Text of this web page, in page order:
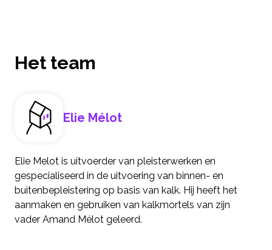
Het team
Elie Mélot
Elie Melot is uitvoerder van pleisterwerken en
gespecialiseerd in de uitvoering van binnen- en
buitenbepleistering op basis van kalk. Hij heeft het
aanmaken en gebruiken van kalkmortels van zijn
vader Amand Mélot geleerd.